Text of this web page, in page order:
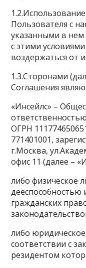
Пользователя с
указанными в нем
с этими
воздержаться от
1.3.Сторонами
Соглашения
«Инсейлс» –
ОГРН
771401001,
г.Москва,
офис 11 (далее –
либо физическое
дееспособностью
гражданских
либо
соответствии с
резидентом